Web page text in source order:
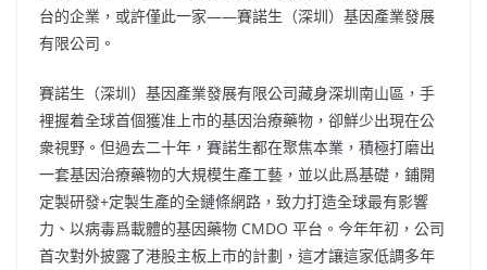
台的企業，或許僅此一家——賽諾生（深圳）基因產業發展
有限公司。
賽諾生（深圳）基因產業發展有限公司藏身深圳南山區，手
裡握着全球首個獲准上市的基因治療藥物，卻鮮少出現在公
衆視野。但過去二十年，賽諾生都在聚焦本業，積極打磨出
一套基因治療藥物的大規模生產工藝，並以此爲基礎，鋪開
定製研發+定製生產的全鏈條網路，致力打造全球最有影響
力、以病毒爲載體的基因藥物 CMDO 平台。今年年初，公司
首次對外披露了港股主板上市的計劃，這才讓這家低調多年